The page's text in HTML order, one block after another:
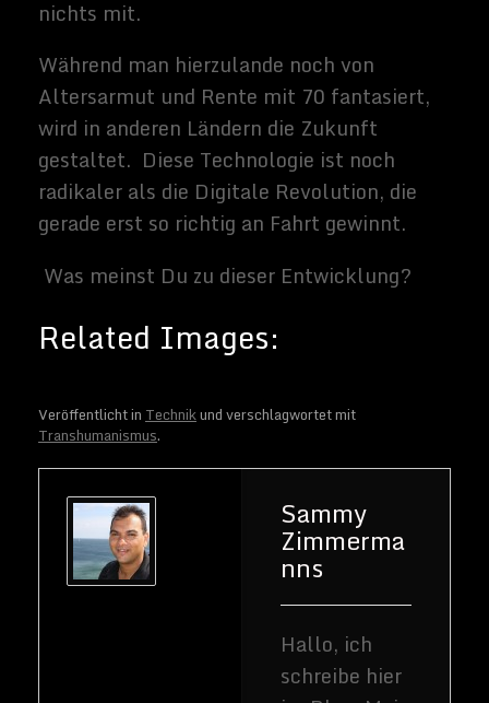
Veröffentlicht in Technikund verschlagwortet mit
Transhumanismus.
sowie SEO-
Berater. Mein
Hobbys und
Interessen
sind Science-
Fiction Filme
und alles was
sich rund um
Weltraum